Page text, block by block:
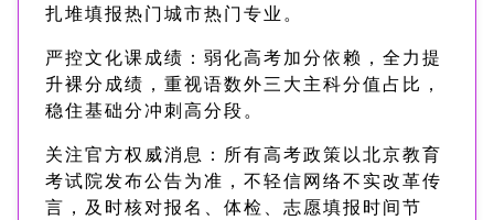
扎堆填报热门城市热门专业。
严控文化课成绩：弱化高考加分依赖，全力提
升裸分成绩，重视语数外三大主科分值占比，
稳住基础分冲刺高分段。
关注官方权威消息：所有高考政策以北京教育
考试院发布公告为准，不轻信网络不实改革传
言，及时核对报名、体检、志愿填报时间节